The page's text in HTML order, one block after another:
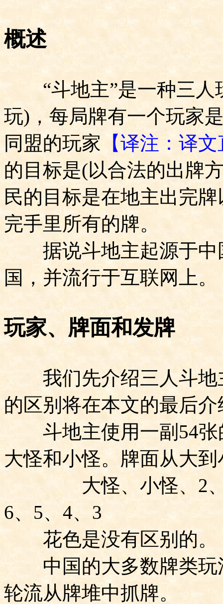
概述
“斗地主”是一种三人
玩)，每局牌有一个玩家
同盟的玩家【译注：译文
的目标是(以合法的出牌
民的目标是在地主出完
完手里所有的牌。
据说斗地主起源于中
国，并流行于互联网上。
玩家、牌面和发牌
我们先介绍三人斗地
的区别将在本文的最后介
斗地主使用一副54张
大怪和小怪。牌面从大
大怪、小怪、2
6、5、4、3
花色是没有区别的。
中国的大多数牌类玩
轮流从牌堆中抓牌。